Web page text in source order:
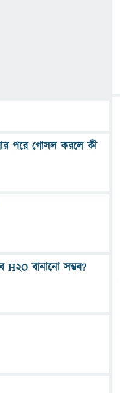
পরে গোসল করলে কী
বানানো সম্ভব?